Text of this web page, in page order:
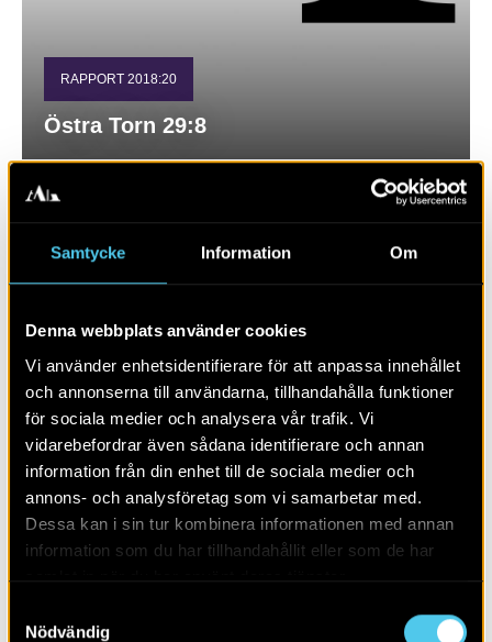
Samtycke Information Om
Denna webbplats använder cookies
Vi använder enhetsidentifierare för att anpassa innehållet
och annonserna till användarna, tillhandahålla funktioner
för sociala medier och analysera vår trafik. Vi
vidarebefordrar även sådana identifierare och annan
information från din enhet till de sociala medier och
annons- och analysföretag som vi samarbetar med.
Dessa kan i sin tur kombinera informationen med annan
information som du har tillhandahållit eller som de har
Nödvändig
RAPPORT 2018:20
Östra Torn 29:8
RAPPORT 2018:89
Stångby 5:28